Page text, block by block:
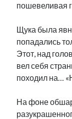
пошевеливая
Щука была
попадались
Этот, над
вел себя
походил на…
На фоне